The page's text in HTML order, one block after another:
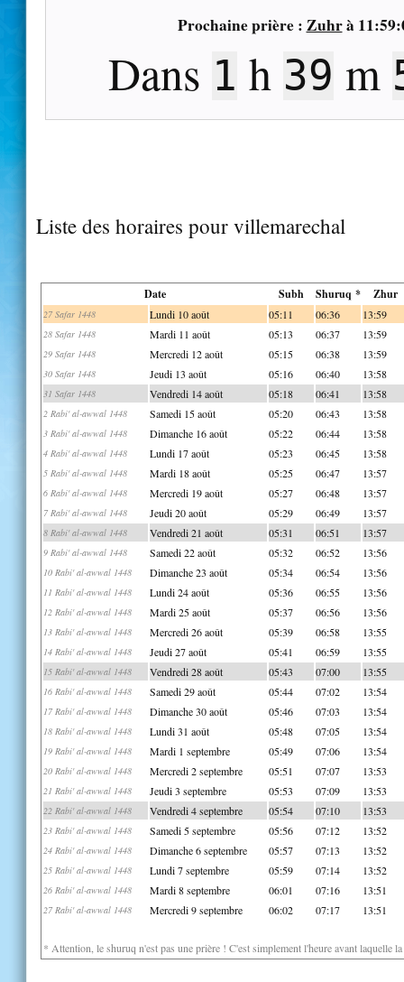
Prochaine prière : Zuhrà
Dans 1 h 39 m
Liste des horaires pour villemarechal
Date Subh Shuruq * Zhur
27 Safar 1448 Lundi 10 août 05:11 06:36 13:59
28 Safar 1448 Mardi 11 août 05:13 06:37 13:59
29 Safar 1448 Mercredi 12 août 05:15 06:38 13:59
30 Safar 1448 Jeudi 13 août 05:16 06:40 13:58
31 Safar 1448 Vendredi 14 août 05:18 06:41 13:58
2 Rabi' al-awwal 1448 Samedi 15 août 05:20 06:43 13:58
3 Rabi' al-awwal 1448 Dimanche 16 août 05:22 06:44 13:58
4 Rabi' al-awwal 1448 Lundi 17 août 05:23 06:45 13:58
5 Rabi' al-awwal 1448 Mardi 18 août 05:25 06:47 13:57
6 Rabi' al-awwal 1448 Mercredi 19 août 05:27 06:48 13:57
7 Rabi' al-awwal 1448 Jeudi 20 août 05:29 06:49 13:57
8 Rabi' al-awwal 1448 Vendredi 21 août 05:31 06:51 13:57
9 Rabi' al-awwal 1448 Samedi 22 août 05:32 06:52 13:56
10 Rabi' al-awwal 1448 Dimanche 23 août 05:34 06:54 13:56
11 Rabi' al-awwal 1448 Lundi 24 août 05:36 06:55 13:56
12 Rabi' al-awwal 1448 Mardi 25 août 05:37 06:56 13:56
13 Rabi' al-awwal 1448 Mercredi 26 août 05:39 06:58 13:55
14 Rabi' al-awwal 1448 Jeudi 27 août 05:41 06:59 13:55
15 Rabi' al-awwal 1448 Vendredi 28 août 05:43 07:00 13:55
16 Rabi' al-awwal 1448 Samedi 29 août 05:44 07:02 13:54
17 Rabi' al-awwal 1448 Dimanche 30 août 05:46 07:03 13:54
18 Rabi' al-awwal 1448 Lundi 31 août 05:48 07:05 13:54
19 Rabi' al-awwal 1448 Mardi 1 septembre 05:49 07:06 13:54
20 Rabi' al-awwal 1448 Mercredi 2 septembre 05:51 07:07 13:53
21 Rabi' al-awwal 1448 Jeudi 3 septembre 05:53 07:09 13:53
22 Rabi' al-awwal 1448 Vendredi 4 septembre 05:54 07:10 13:53
23 Rabi' al-awwal 1448 Samedi 5 septembre 05:56 07:12 13:52
24 Rabi' al-awwal 1448 Dimanche 6 septembre 05:57 07:13 13:52
25 Rabi' al-awwal 1448 Lundi 7 septembre 05:59 07:14 13:52
26 Rabi' al-awwal 1448 Mardi 8 septembre 06:01 07:16 13:51
27 Rabi' al-awwal 1448 Mercredi 9 septembre 06:02 07:17 13:51
* Attention, le shuruq n'est pas une prière ! C'est simplement l'heure avant laquelle